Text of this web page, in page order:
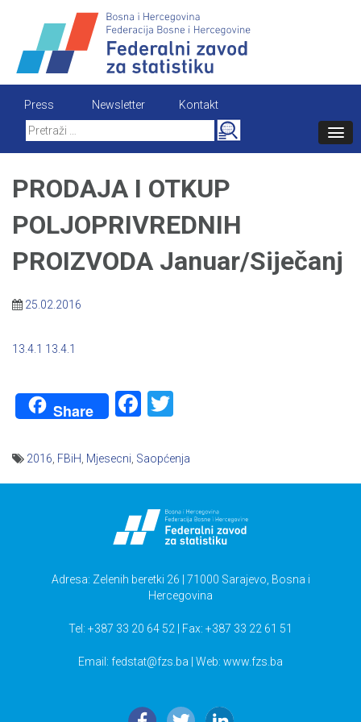
content
Press Newsletter
Kontakt
Search
for:
PRODAJA I OTKUP
POLJOPRIVREDNIH
PROIZVODA Januar/Siječanj
25.02.2016
13.4.1 13.4.1
Share Facebook
2016 FBiH Mjesecni Saopćenja
Adresa: Zelenih beretki 26 | 71000 Sarajevo, Bosna i
Hercegovina
Tel: +387 33 20 64 52 | Fax: +387 33 22 61 51
Email: fedstat@fzs.ba | Web: www.fzs.ba